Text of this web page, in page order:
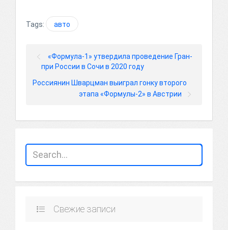
Tags: авто
«Формула-1» утвердила проведение Гран-
при России в Сочи в 2020 году
Россиянин Шварцман выиграл гонку второго
этапа «Формулы-2» в Австрии
Свежие записи